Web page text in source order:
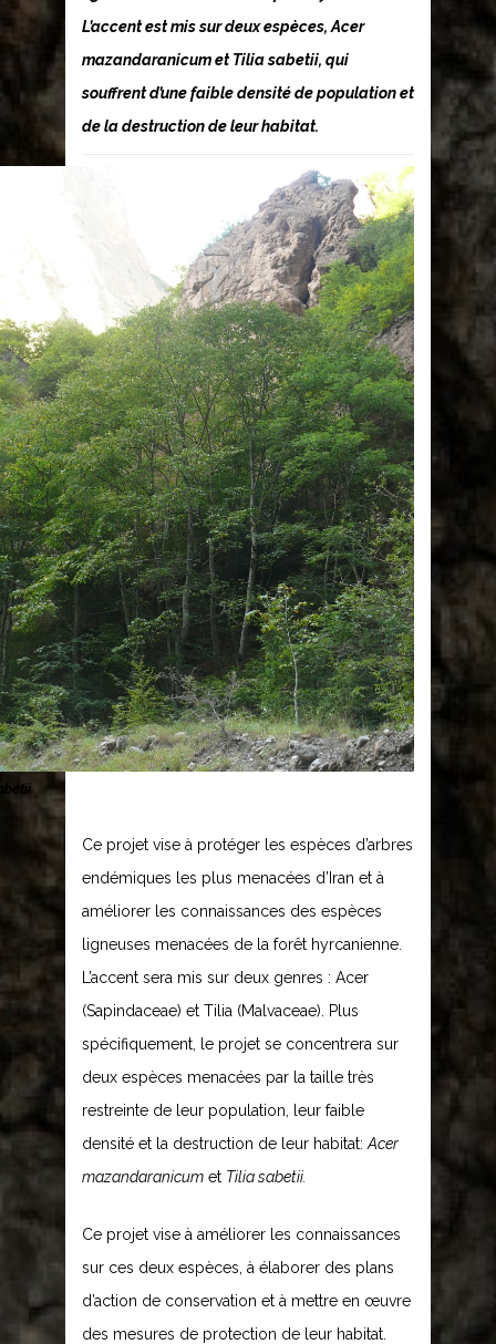
L’accent est mis sur deux espèces, Acer
mazandaranicum et Tilia sabetii, qui
souffrent d’une faible densité de population et
de la destruction de leur habitat.
Ce projet vise à protéger les espèces d’arbres
endémiques les plus menacées d’Iran et à
améliorer les connaissances des espèces
ligneuses menacées de la forêt hyrcanienne.
L’accent sera mis sur deux genres : Acer
(Sapindaceae) et Tilia (Malvaceae). Plus
spécifiquement, le projet se concentrera sur
deux espèces menacées par la taille très
restreinte de leur population, leur faible
densité et la destruction de leur habitat: Acer
mazandaranicum et Tilia sabetii.
Ce projet vise à améliorer les connaissances
sur ces deux espèces, à élaborer des plans
d’action de conservation et à mettre en œuvre
des mesures de protection de leur habitat.